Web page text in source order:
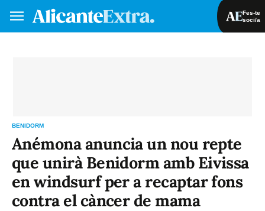
Fes-te
soci/a
BENIDORM
Anémona anuncia un nou repte
que unirà Benidorm amb Eivissa
en windsurf per a recaptar fons
contra el càncer de mama